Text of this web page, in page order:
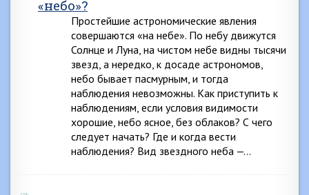
«небо»?
Простейшие астрономические явления
совершаются «на небе». По небу движутся
Солнце и Луна, на чистом небе видны тысячи
звезд, а нередко, к досаде астрономов,
небо бывает пасмурным, и тогда
наблюдения невозможны. Как приступить к
наблюдениям, если условия видимости
хорошие, небо ясное, без облаков? С чего
следует начать? Где и когда вести
наблюдения? Вид звездного неба —…